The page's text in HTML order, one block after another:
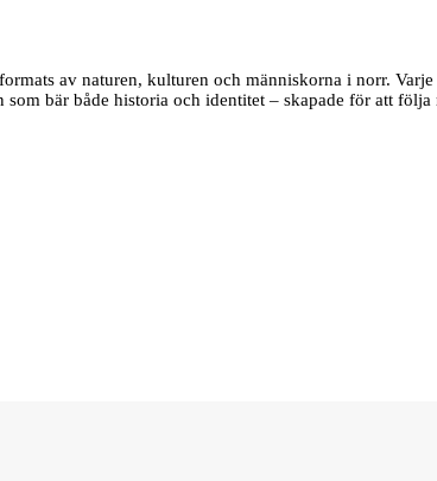
av naturen, kulturen och människorna i norr.
bär både historia och identitet – skapade för att